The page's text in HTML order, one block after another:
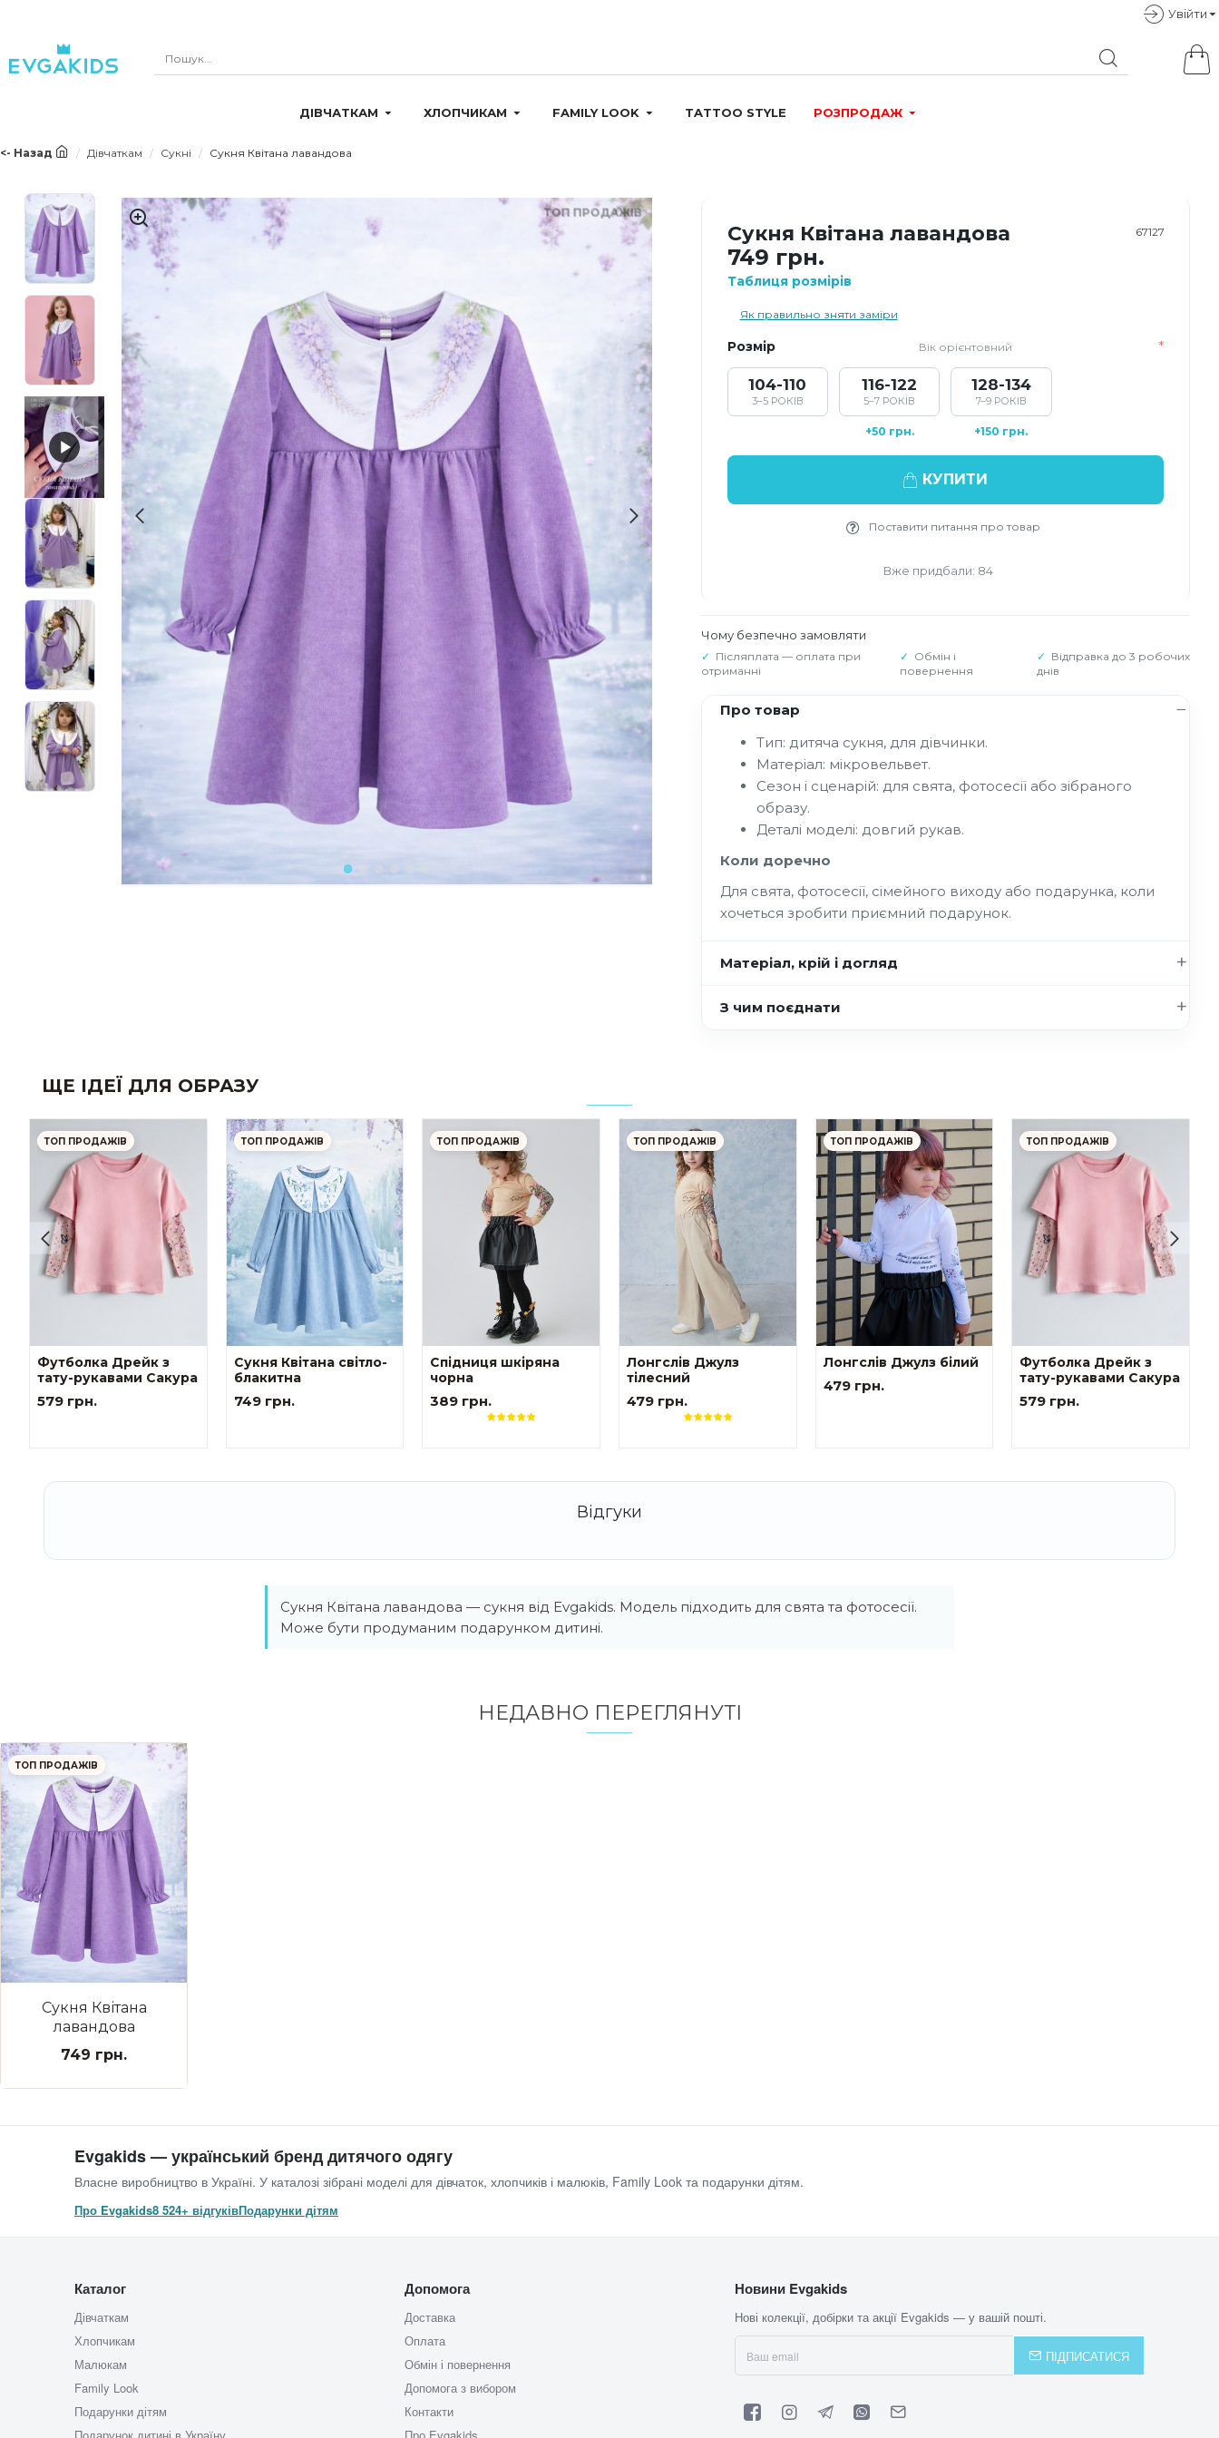
Увiйти
ДІВЧАТКАМ ХЛОПЧИКАМ FAMILY LOOK TATTOO STYLE РОЗПРОДАЖ
<- Назад Дівчаткам Сукні Сукня Квітана лавандова
ТОП ПРОДАЖІВ
Сукня Квітана лавандова 67127
749 грн.
Таблиця розмірів
Як правильно зняти заміри
Розмір Вік орієнтовний
104-110
3–5 РОКІВ
116-122
5–7 РОКІВ
+50 грн.
128-134
7–9 РОКІВ
+150 грн.
КУПИТИ
Поставити питання про товар
Вже придбали: 84
Чому безпечно замовляти
Післяплата — оплата при
отриманні
Обмін і
повернення
Відправка до 3 робочих
днів
Про товар
Тип: дитяча сукня, для дівчинки.
Матеріал: мікровельвет.
Сезон і сценарій: для свята, фотосесії або зібраного
образу.
Деталі моделі: довгий рукав.
Коли доречно
Для свята, фотосесії, сімейного виходу або подарунка, коли
хочеться зробити приємний подарунок.
Матеріал, крій і догляд
З чим поєднати
ЩЕ ІДЕЇ ДЛЯ ОБРАЗУ
ТОП ПРОДАЖІВ
Футболка Дрейк з
тату-рукавами Сакура
579 грн.
ТОП ПРОДАЖІВ
Сукня Квітана світло-
блакитна
749 грн.
ТОП ПРОДАЖІВ
Спідниця шкіряна
чорна
389 грн.
ТОП ПРОДАЖІВ
Лонгслів Джулз
тілесний
479 грн.
ТОП ПРОДАЖІВ
Лонгслів Джулз білий
479 грн.
ТОП ПРОДАЖІВ
Футболка Дрейк з
тату-рукавами Сакура
579 грн.
Сукня Квітана лавандова — сукня від Evgakids. Модель підходить для свята та фотосесії.
Може бути продуманим подарунком дитині.
НЕДАВНО ПЕРЕГЛЯНУТI
ТОП ПРОДАЖІВ
Сукня Квітана
лавандова
749 грн.
Evgakids — український бренд дитячого одягу
Власне виробництво в Україні. У каталозі зібрані моделі для дівчаток, хлопчиків і малюків, Family Look та подарунки дітям.
Про Evgakids8 524+ відгуківПодарунки дітям
Каталог
Дівчаткам
Хлопчикам
Малюкам
Family Look
Подарунки дітям
Допомога
Доставка
Оплата
Обмін і повернення
Допомога з вибором
Контакти
Новини Evgakids
Нові колекції, добірки та акції Evgakids — у вашій пошті.
ПІДПИСАТИСЯ